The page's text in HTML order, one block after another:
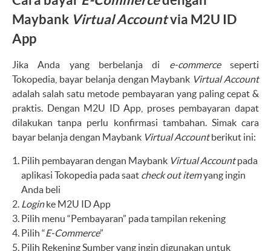
Maybank Virtual Accountvia M2U ID
App
Jika Anda yang berbelanja di e-commerceseperti
Tokopedia, bayar belanja dengan Maybank Virtual Account
adalah salah satu metode pembayaran yang paling cepat &
praktis. Dengan M2U ID App, proses pembayaran dapat
dilakukan tanpa perlu konfirmasi tambahan. Simak cara
bayar belanja dengan Maybank Virtual Accountberikut ini:
Pilih pembayaran dengan Maybank Virtual Accountpada
aplikasi Tokopedia pada saat check out itemyang ingin
Anda beli
Loginke M2U ID App
Pilih menu “Pembayaran” pada tampilan rekening
Pilih “E-Commerce”
Pilih Rekening Sumber yang ingin digunakan untuk